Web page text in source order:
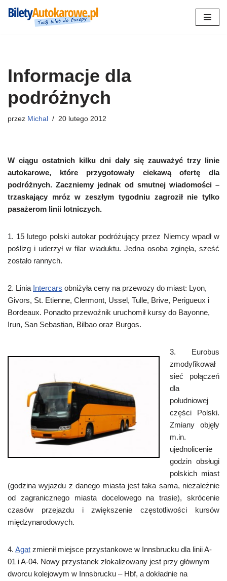
Informacje dla
podróżnych
przez Michal 20 lutego 2012
W ciągu ostatnich kilku dni dały się zauważyć trzy linie
autokarowe, które przygotowały ciekawą ofertę dla
podróżnych. Zaczniemy jednak od smutnej wiadomości –
trzaskający mróz w zeszłym tygodniu zagroził nie tylko
pasażerom linii lotniczych.
1. 15 lutego polski autokar podróżujący przez Niemcy wpadł w
poślizg i uderzył w filar wiaduktu. Jedna osoba zginęła, sześć
zostało rannych.
2. Linia Intercars obniżyła ceny na przewozy do miast: Lyon,
Givors, St. Etienne, Clermont, Ussel, Tulle, Brive, Perigueux i
Bordeaux. Ponadto przewoźnik uruchomił kursy do Bayonne,
Irun, San Sebastian, Bilbao oraz Burgos.
3. Eurobus
zmodyfikował
sieć połączeń
dla
południowej
części Polski.
Zmiany objęły
m.in.
ujednolicenie
godzin obsługi
polskich miast
(godzina wyjazdu z danego miasta jest taka sama, niezależnie
od zagranicznego miasta docelowego na trasie), skrócenie
czasów przejazdu i zwiększenie częstotliwości kursów
międzynarodowych.
4. Agat zmienił miejsce przystankowe w Innsbrucku dla linii A-
01 i A-04. Nowy przystanek zlokalizowany jest przy głównym
dworcu kolejowym w Innsbrucku – Hbf, a dokładnie na